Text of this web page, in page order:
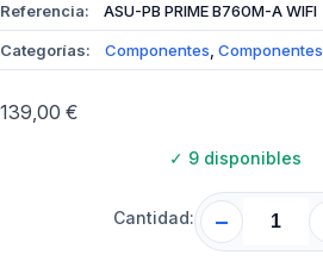
Referencia: ASU-PB PRIME B760M-A WIFI
Categorías: Componentes, Componentes
139,00 €
✓ 9 disponibles
Cantidad: −